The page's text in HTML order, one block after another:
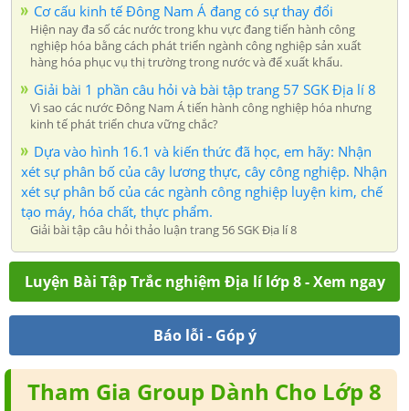
Cơ cấu kinh tế Đông Nam Á đang có sự thay đổi
Hiện nay đa số các nước trong khu vực đang tiến hành công
nghiệp hóa bằng cách phát triển ngành công nghiệp sản xuất
hàng hóa phục vụ thị trường trong nước và để xuất khẩu.
Giải bài 1 phần câu hỏi và bài tập trang 57 SGK Địa lí 8
Vì sao các nước Đông Nam Á tiến hành công nghiệp hóa nhưng
kinh tế phát triển chưa vững chắc?
Dựa vào hình 16.1 và kiến thức đã học, em hãy: Nhận
xét sự phân bố của cây lương thực, cây công nghiệp. Nhận
xét sự phân bố của các ngành công nghiệp luyện kim, chế
tạo máy, hóa chất, thực phẩm.
Giải bài tập câu hỏi thảo luận trang 56 SGK Địa lí 8
Luyện Bài Tập Trắc nghiệm Địa lí lớp 8 - Xem ngay
Báo lỗi - Góp ý
Tham Gia Group Dành Cho Lớp 8